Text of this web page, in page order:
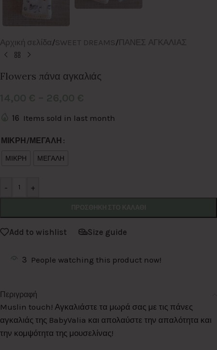
Αρχική σελίδα/SWEET DREAMS/ΠΑΝΕΣ ΑΓΚΑΛΙΑΣ
Flowers πάνα αγκαλιάς
16 Items sold in last month
ΜΙΚΡΗ/ΜΕΓΑΛΗ
ΜΙΚΡΗ ΜΕΓΑΛΗ
- +
Alternative:
Add to wishlist Size guide
3 People watching this product now!
Περιγραφή
Muslin touch! Αγκαλιάστε τα μωρά σας με τις πάνες
αγκαλιάς της BabyValia και απολαύστε την απαλότητα και
την κομψότητα της μουσελίνας!